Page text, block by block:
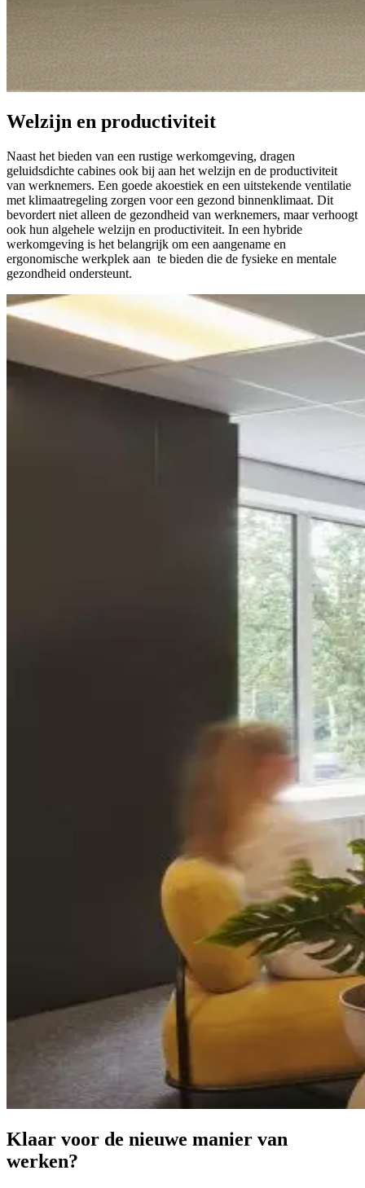
Welzijn en productiviteit
Naast het bieden van een rustige werkomgeving, dragen
geluidsdichte cabines ook bij aan het welzijn en de productiviteit
van werknemers. Een goede akoestiek en een uitstekende ventilatie
met klimaatregeling zorgen voor een gezond binnenklimaat. Dit
bevordert niet alleen de gezondheid van werknemers, maar verhoogt
ook hun algehele welzijn en productiviteit. In een hybride
werkomgeving is het belangrijk om een aangename en
ergonomische werkplek aan te bieden die de fysieke en mentale
gezondheid ondersteunt.
Klaar voor de nieuwe manier van
werken?